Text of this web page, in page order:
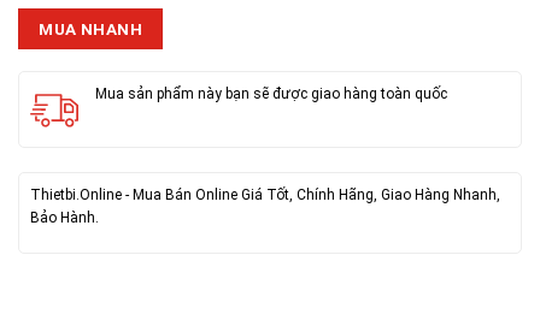
MUA NHANH
Mua sản phẩm này bạn sẽ được giao hàng toàn quốc
Thietbi.Online - Mua Bán Online Giá Tốt, Chính Hãng, Giao Hàng Nhanh,
Bảo Hành.